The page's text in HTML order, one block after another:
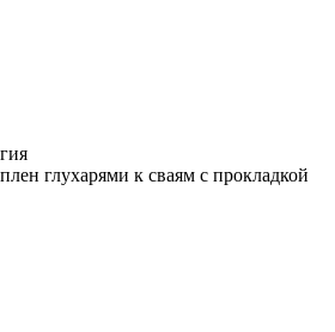
глухарями к сваям с прокладкой